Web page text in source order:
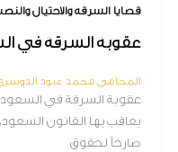
قضايا السرقة والاحتيال
عقوبة السرقة في
المحامي محمد عبود
عقوبة السرقة في
يعاقب بها القانون
صارخاً لحقوق